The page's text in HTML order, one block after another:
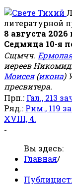
литературной
8 августа 2026
Седмица 10-я
Сщмчч.
иереев
Моисея(икона)
пресвитера.
Прп.: Гал., 213
Ряд.: Рим., 119
XVIII, 4.
-
Вы здесь:
Главная/